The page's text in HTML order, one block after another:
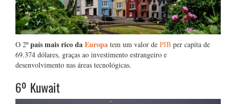
O 2ºpaís mais rico daEuropa tem um valor de PIB per capita de
69.374 dólares, graças ao investimento estrangeiro e
desenvolvimento nas áreas tecnológicas.
6º Kuwait